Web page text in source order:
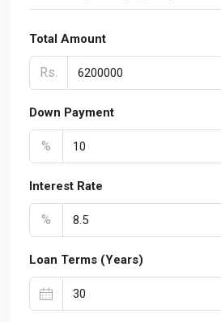
Total Amount
Rs.
Down Payment
%
Interest Rate
%
Loan Terms (Years)